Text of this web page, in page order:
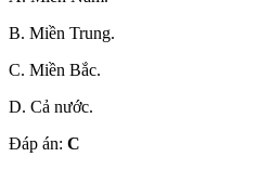
B. Miền Trung.
C. Miền Bắc.
D. Cả nước.
Đáp án: C